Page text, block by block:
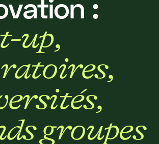
vation :
-up,
ratoires,
ersités,
dsgroupes